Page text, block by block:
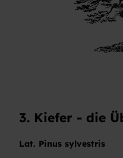
3. Kiefer - die
Lat. Pinus sylvestris